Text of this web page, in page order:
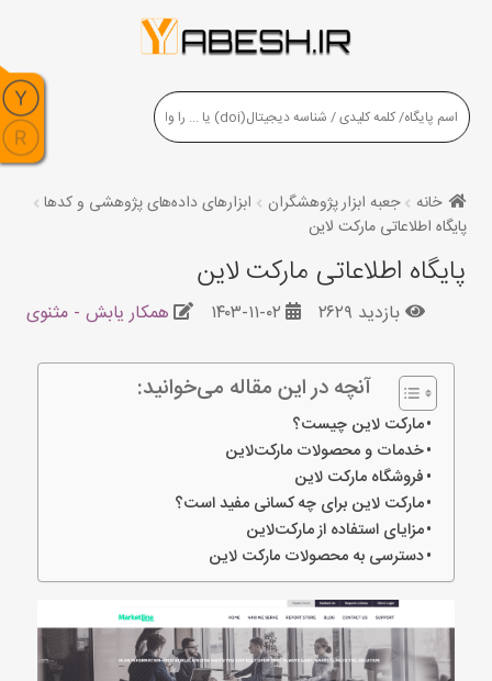
خانه جعبه ابزار پژوهشگران
ابزارهای داده‌های پژوهشی و کدها
پایگاه اطلاعاتی مارکت لاین
پایگاه اطلاعاتی مارکت لاین
همکار یابش - مثنوی ۱۴۰۳-۱۱-۰۲ بازدید ۲۶۲۹
آنچه در این مقاله می‌خوانید:
مارکت لاین چیست؟
خدمات و محصولات مارکت‌لاین
فروشگاه مارکت لاین
مارکت لاین برای چه کسانی مفید است؟
مزایای استفاده از مارکت‌لاین
دسترسی به محصولات مارکت لاین